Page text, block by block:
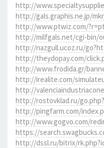
http://
http://gals.graphis.ne.jp/
http://www.ptwiz.com/
http://milfgals.net/cgi-bin/
http://nazgull.ucoz.ru/
http://theydopay.com/
http://www.frodida.gr/
http://irealite.com/
http://
http://rostovklad.ru/
http://pingfarm.com/
http://www.gogvo.com/
https://
http://dssl.ru/bitrix/